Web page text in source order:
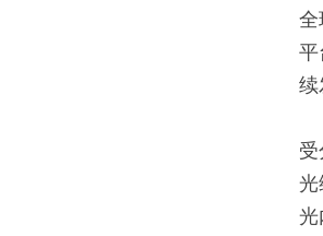
全
平
续
光
光